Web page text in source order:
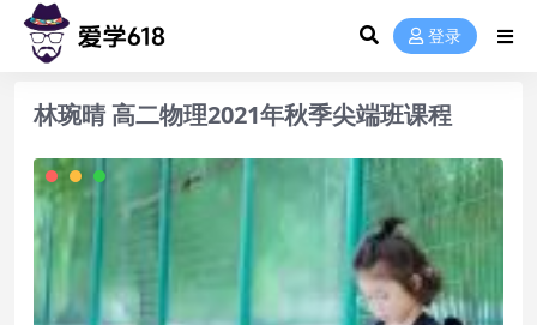
登录
林琬晴 高二物理2021年秋季尖端班课程